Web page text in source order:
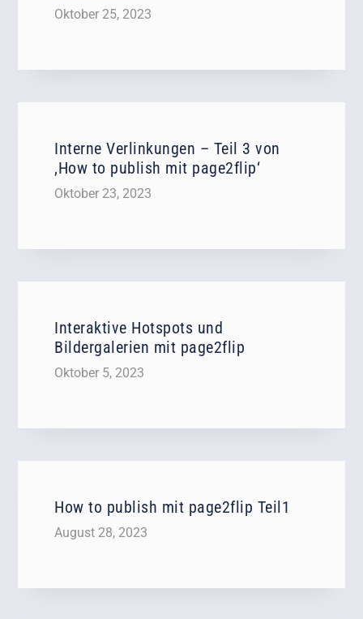
Oktober 25, 2023
Interne Verlinkungen – Teil 3 von
‚How to publish mit page2flip‘
Oktober 23, 2023
Interaktive Hotspots und
Bildergalerien mit page2flip
Oktober 5, 2023
How to publish mit page2flip Teil1
August 28, 2023